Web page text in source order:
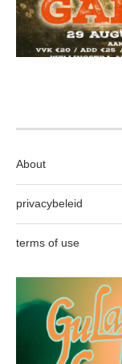
About
privacybeleid
terms of use